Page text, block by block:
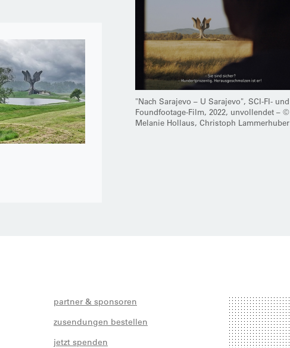
"Nach Sarajevo – U Sarajevo", SCI-FI- und
Foundfootage-Film, 2022, unvollendet – ©
Melanie Hollaus, Christoph Lammerhuber
partner & sponsoren
zusendungen bestellen
jetzt spenden